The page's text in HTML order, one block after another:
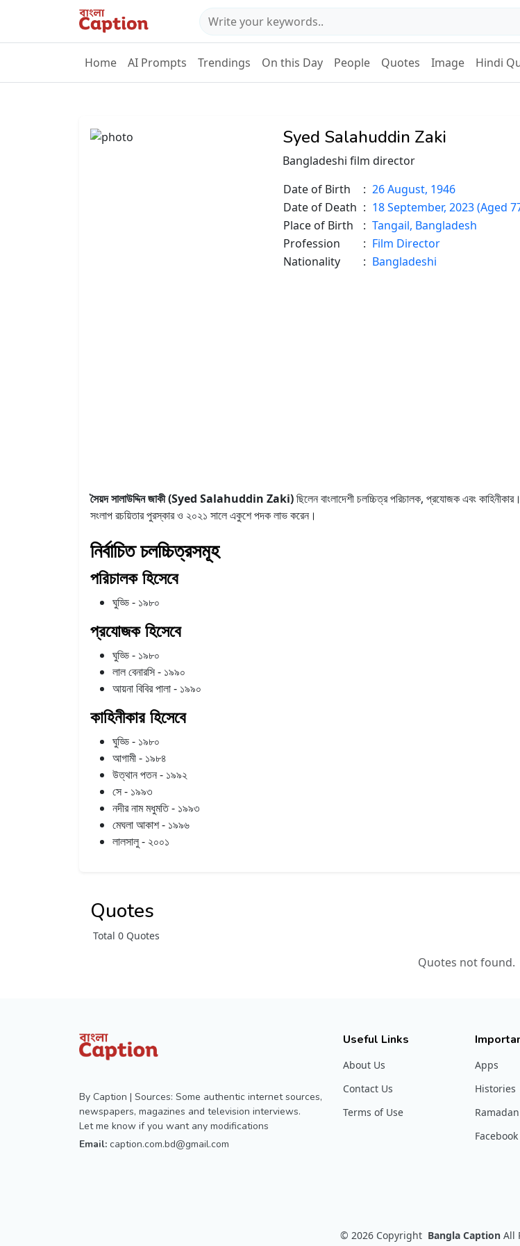
Home AI Prompts Trendings On this Day People Quotes Image Hindi
Syed Salahuddin Zaki
Bangladeshi film director
Date of Birth
: 26 August, 1946
Date of Death : 18 September, 2023 (Aged
Place of Birth
: Tangail, Bangladesh
Profession
: Film Director
Nationality
: Bangladeshi
সৈয়দ সালাউদ্দিন জাকী (Syed Salahuddin Zaki)ছিলেন বাংলাদেশী চলচ্চিত্র পরিচালক, প্রযোজক এবং
সংলাপ রচয়িতার পুরস্কার ও ২০২১ সালে একুশে পদক লাভ করেন।
নির্বাচিত চলচ্চিত্রসমূহ
পরিচালক হিসেবে
ঘুড্ডি - ১৯৮০
প্রযোজক হিসেবে
ঘুড্ডি - ১৯৮০
লাল বেনারসি - ১৯৯০
আয়না বিবির পালা - ১৯৯০
কাহিনীকার হিসেবে
ঘুড্ডি - ১৯৮০
আগামী - ১৯৮৪
উত্থান পতন - ১৯৯২
সে - ১৯৯৩
নদীর নাম মধুমতি - ১৯৯৩
মেঘলা আকাশ - ১৯৯৬
লালসালু - ২০০১
Quotes
Total 0 Quotes
Quotes not found.
By Caption | Sources: Some authentic internet sources,
newspapers, magazines and television interviews.
Let me know if you want any modifications
Email: caption.com.bd@gmail.com
Useful Links
About Us
Contact Us
Terms of Use
Apps
Histories
Ramadan
© 2026 Copyright Bangla Caption All